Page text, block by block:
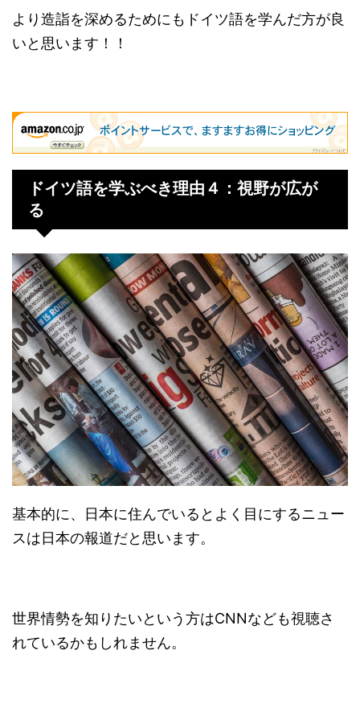
より造詣を深めるためにもドイツ語を学んだ方が良
いと思います！！
ドイツ語を学ぶべき理由４：視野が広が
る
基本的に、日本に住んでいるとよく目にするニュー
スは日本の報道だと思います。
世界情勢を知りたいという方はCNNなども視聴さ
れているかもしれません。